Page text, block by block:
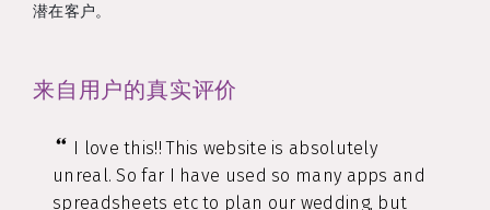
潜在客户。
来自用户的真实评价
I love this!! This website is absolutely
unreal. So far I have used so many apps and
spreadsheets etc to plan our wedding, but